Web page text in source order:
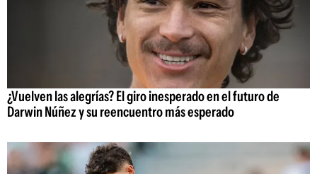
¿Vuelven las alegrías? El giro inesperado en el futuro de
Darwin Núñez y su reencuentro más esperado